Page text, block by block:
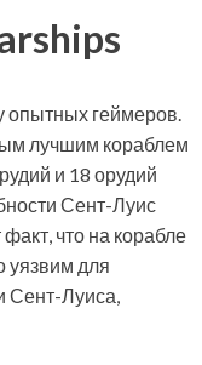
опытных геймеров.
лучшим кораблем
и 18 орудий
Сент-Луис
что на корабле
уязвим для
Сент-Луиса,